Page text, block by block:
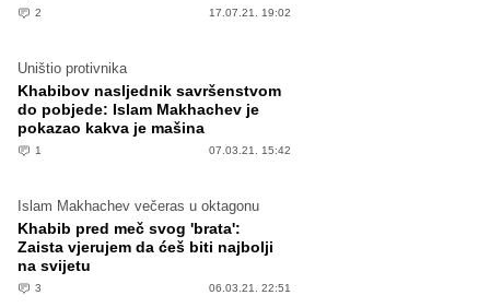
2 17.07.21. 19:02
Uništio protivnika
Khabibov nasljednik savršenstvom
do pobjede: Islam Makhachev je
pokazao kakva je mašina
1 07.03.21. 15:42
Islam Makhachev večeras u oktagonu
Khabib pred meč svog 'brata':
Zaista vjerujem da ćeš biti najbolji
na svijetu
3 06.03.21. 22:51